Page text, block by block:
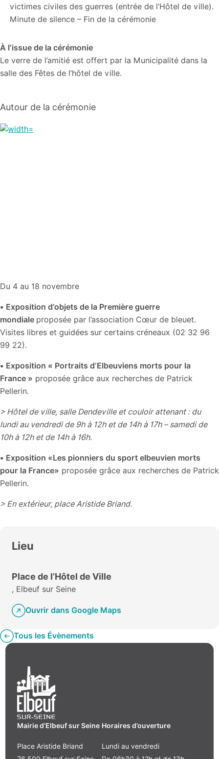
victimes civiles des guerres (entrée de l’Hôtel de ville).
Minute de silence – Fin de la cérémonie
À l’issue de la cérémonie
Le verre de l’amitié est offert par la Municipalité dans la
salle des Fêtes de l’hôtel de ville.
Autour de la cérémonie
Du 4 au 18 novembre
• Exposition d’objets de la Première guerre
mondiale proposée par l’association Cœur de bleuet.
Visites libres et guidées sur certains créneaux (02 32 96
99 22).
• Exposition « Portraits d’Elbeuviens morts pour la
France » proposée grâce aux recherches de Patrick
Pellerin.
> Hôtel de ville, salle Dendeville et couloir attenant : du
lundi au vendredi de 9h à 12h et de 14h à 17h – samedi de
10h à 12h et de 14h à 16h.
• Exposition «Les pionniers du sport elbeuvien morts
pour la France» proposée grâce aux recherches de Patrick
Pellerin.
> En extérieur, place Aristide Briand.
Lieu
Place de l’Hôtel de Ville
, Elbeuf sur Seine
Ouvrir dans Google Maps
Tous les Évènements
Mairie d’Elbeuf sur Seine
Place Aristide Briand
Horaires d’ouverture
Lundi au vendredi